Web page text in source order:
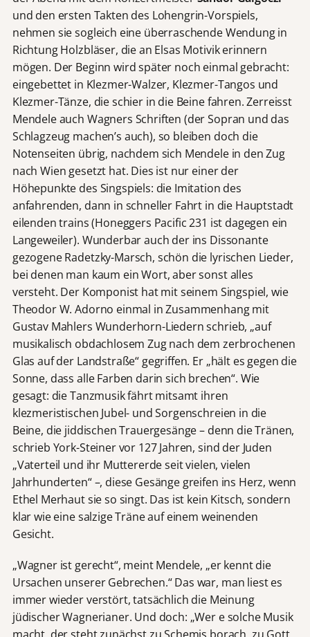
und den ersten Takten des Lohengrin-Vorspiels,
nehmen sie sogleich eine überraschende Wendung in
Richtung Holzbläser, die an Elsas Motivik erinnern
mögen. Der Beginn wird später noch einmal gebracht:
eingebettet in Klezmer-Walzer, Klezmer-Tangos und
Klezmer-Tänze, die schier in die Beine fahren. Zerreisst
Mendele auch Wagners Schriften (der Sopran und das
Schlagzeug machen’s auch), so bleiben doch die
Notenseiten übrig, nachdem sich Mendele in den Zug
nach Wien gesetzt hat. Dies ist nur einer der
Höhepunkte des Singspiels: die Imitation des
anfahrenden, dann in schneller Fahrt in die Hauptstadt
eilenden trains (Honeggers Pacific 231 ist dagegen ein
Langeweiler). Wunderbar auch der ins Dissonante
gezogene Radetzky-Marsch, schön die lyrischen Lieder,
bei denen man kaum ein Wort, aber sonst alles
versteht. Der Komponist hat mit seinem Singspiel, wie
Theodor W. Adorno einmal in Zusammenhang mit
Gustav Mahlers Wunderhorn-Liedern schrieb, „auf
musikalisch obdachlosem Zug nach dem zerbrochenen
Glas auf der Landstraße“ gegriffen. Er „hält es gegen die
Sonne, dass alle Farben darin sich brechen“. Wie
gesagt: die Tanzmusik fährt mitsamt ihren
klezmeristischen Jubel- und Sorgenschreien in die
Beine, die jiddischen Trauergesänge – denn die Tränen,
schrieb York-Steiner vor 127 Jahren, sind der Juden
„Vaterteil und ihr Muttererde seit vielen, vielen
Jahrhunderten“ –, diese Gesänge greifen ins Herz, wenn
Ethel Merhaut sie so singt. Das ist kein Kitsch, sondern
klar wie eine salzige Träne auf einem weinenden
Gesicht.
„Wagner ist gerecht“, meint Mendele, „er kennt die
Ursachen unserer Gebrechen.“ Das war, man liest es
immer wieder verstört, tatsächlich die Meinung
jüdischer Wagnerianer. Und doch: „Wer e solche Musik